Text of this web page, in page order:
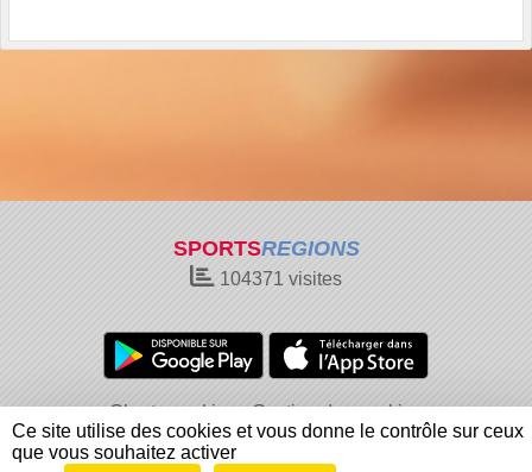
SPORTSREGIONS
104371 visites
Charte cookies
Gestion des cookies
Informations légales
Signaler un contenu inapproprié
Ce site utilise des cookies et vous donne le contrôle sur ceux
que vous souhaitez activer